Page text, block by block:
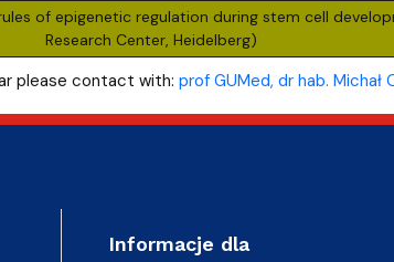
of epigenetic regulation during stem cell
Research Center,Heidelberg)
please contact with: prof GUMed, dr hab. Michał
Informacje dla